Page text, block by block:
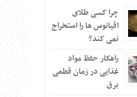
چرا کسی طلای
اقیانوس ها را استخراج
نمی کند؟
راهکار حفظ مواد
غذایی در زمان قطعی
برق